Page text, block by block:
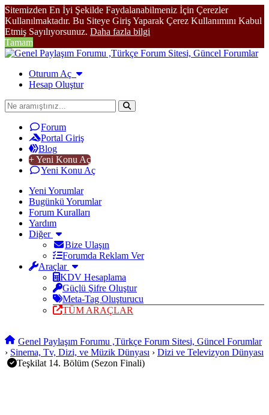
Sitemizden En İyi Şekilde Faydalanabilmeniz İçin Çerezler
Kullanılmaktadır. Bu Siteye Giriş Yaparak Çerez Kullanımını Kabul
Etmiş Sayılıyorsunuz. Daha fazla bilgi
Tamam
Oturum Aç
Hesap Oluştur
Forum
Portal Giriş
Blog
+ Yeni Konu Aç
Yeni Konu Aç
Yeni Yorumlar
Bugünkü Yorumlar
Forum Kuralları
Yardım
Diğer
Bize Ulaşın
Forumda Reklam Ver
Araçlar
KDV Hesaplama
Güçlü Şifre Oluştur
Meta-Tag Oluşturucu
TÜM ARAÇLAR
Genel Paylaşım Forumu ,Türkçe Forum Sitesi, Güncel Forumlar
› Sinema, Tv, Dizi, ve Müzik Dünyası › Dizi ve Televizyon Dünyası
Teşkilat 14. Bölüm (Sezon Finali)